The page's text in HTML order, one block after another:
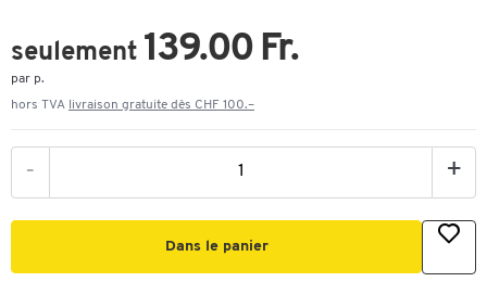
seulement 139.00 Fr.
par p.
hors TVA livraison gratuite dès CHF 100.–
- +
Dans le panier